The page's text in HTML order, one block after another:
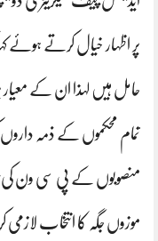
پر اظہار خیال کرتے ہوئے
حامل ہیں لہذا ان کے معیار
تمام محکموں کے ذمہ
منصوبوں کے پی سی ون کی
موزوں جگہ کا انتخاب لازمی